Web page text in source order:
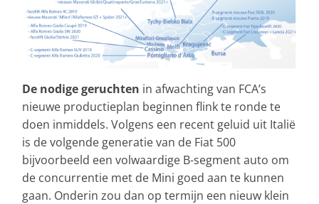
De nodige geruchten in afwachting van FCA’s
nieuwe productieplan beginnen flink te ronde te
doen inmiddels. Volgens een recent geluid uit Italië
is de volgende generatie van de Fiat 500
bijvoorbeeld een volwaardige B-segment auto om
de concurrentie met de Mini goed aan te kunnen
gaan. Onderin zou dan op termijn een nieuw klein